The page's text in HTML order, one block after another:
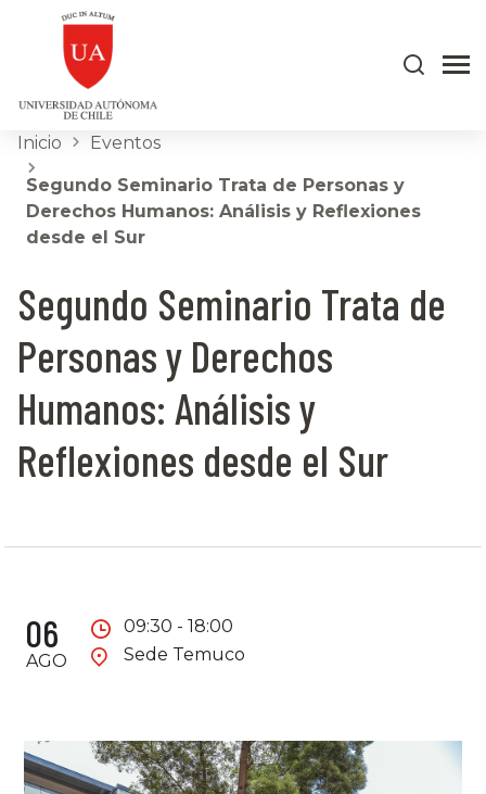
Inicio Eventos
Segundo Seminario Trata de Personas y
Derechos Humanos: Análisis y Reflexiones
desde el Sur
Segundo Seminario Trata de
Personas y Derechos
Humanos: Análisis y
Reflexiones desde el Sur
06
AGO
09:30 - 18:00
Sede Temuco